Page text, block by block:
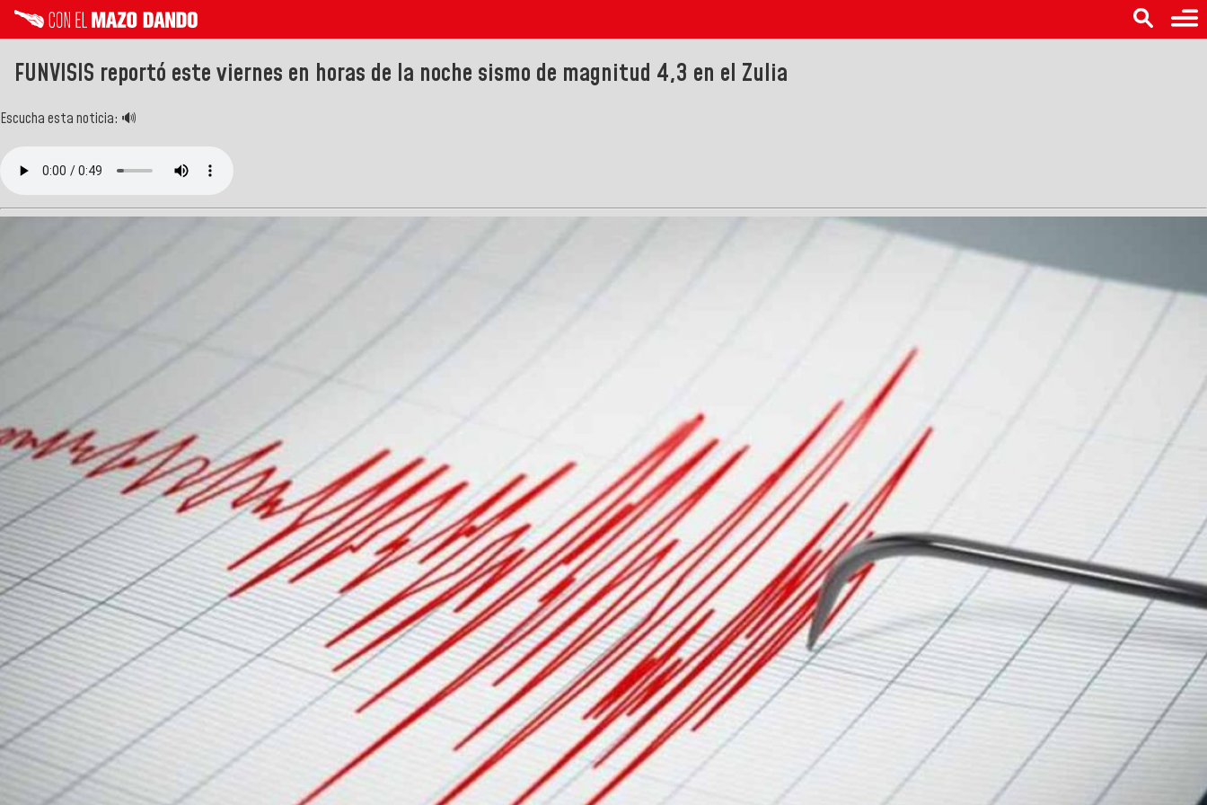
FUNVISIS reportó este viernes en horas de la noche sismo de magnitud 4,3 en el Zulia
Escucha esta noticia: 🔊